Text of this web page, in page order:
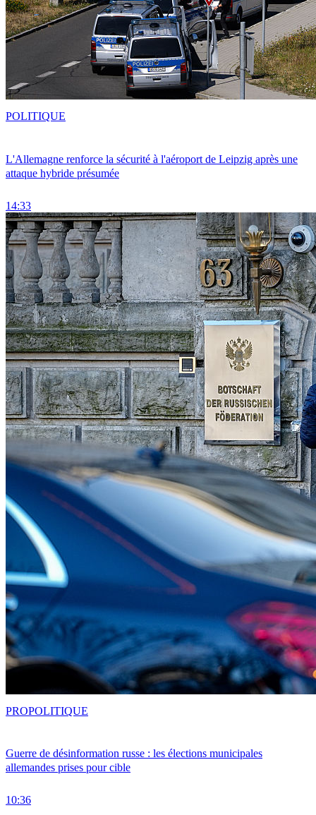
L'Allemagne renforce la sécurité à l'aéroport de Leipzig après une
attaque hybride présumée
14:33
POLITIQUE
Guerre de désinformation russe : les élections municipales
allemandes prises pour cible
10:36
PROPOLITIQUE